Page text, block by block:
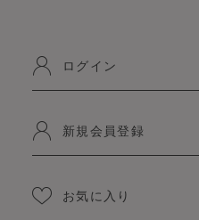
ログイン
新規会員登録
お気に入り